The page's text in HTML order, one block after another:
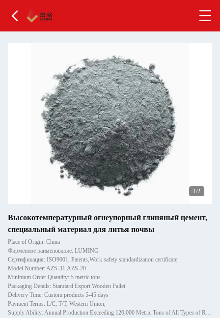
2/2
Высокотемпературный огнеупорный глиняный цемент,
специальный материал для литья почвы
Place of Origin: China
Фирменное наименование: LUMING
Сертификация: ISO9001, Patents,Work safety standardization certificate
Model Number: AZS-31,AZS-20
Minimum Order Quantity: 5 metric tons
Packaging Details: Standard Export Wooden Pallet
Delivery Time: Custom products 5-45 days
Payment Terms: L/C, T/T, Western Union,
Supply Ability: Annual Production Exceeding 120,000 Metric Tons of All Types of Refractory Materials Including Castables, Preforms, and Bric